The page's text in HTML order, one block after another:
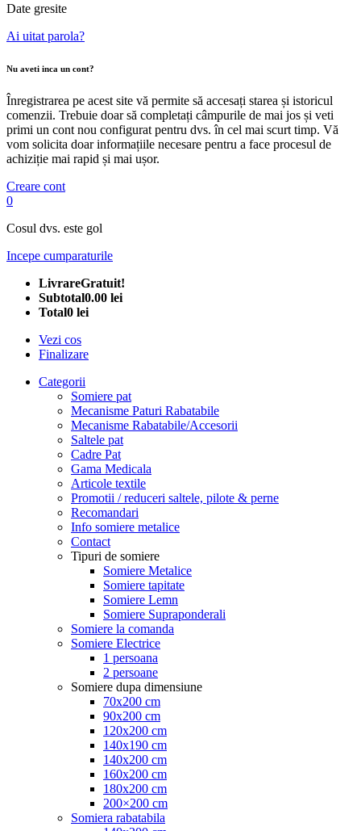
Date gresite
Ai uitat parola?
Nu aveti inca un cont?
Înregistrarea pe acest site vă permite să accesați starea și istoricul
comenzii. Trebuie doar să completați câmpurile de mai jos și veti
primi un cont nou configurat pentru dvs. în cel mai scurt timp. Vă
vom solicita doar informațiile necesare pentru a face procesul de
achiziție mai rapid și mai ușor.
Creare cont
0
Cosul dvs. este gol
Incepe cumparaturile
LivrareGratuit!
Subtotal0.00 lei
Total0 lei
Vezi cos
Finalizare
Categorii
Somiere pat
Mecanisme Paturi Rabatabile
Mecanisme Rabatabile/Accesorii
Saltele pat
Cadre Pat
Gama Medicala
Articole textile
Promotii / reduceri saltele, pilote & perne
Recomandari
Info somiere metalice
Contact
Tipuri de somiere
Somiere Metalice
Somiere tapitate
Somiere Lemn
Somiere Supraponderali
Somiere la comanda
Somiere Electrice
1 persoana
2 persoane
Somiere dupa dimensiune
70x200 cm
90x200 cm
120x200 cm
140x190 cm
140x200 cm
160x200 cm
180x200 cm
200×200 cm
Somiera rabatabila